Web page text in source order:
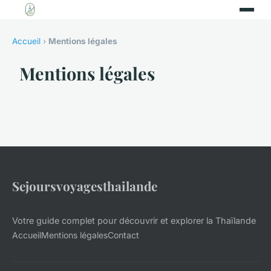
Accueil › Mentions légales
Mentions légales
Sejoursvoyagesthailande
Votre guide complet pour découvrir et explorer la Thaïlande
AccueilMentions légalesContact